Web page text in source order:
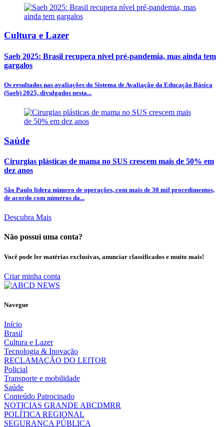
Cultura e Lazer
Saeb 2025: Brasil recupera nível pré-pandemia, mas ainda tem
gargalos
Os resultados nas avaliações do Sistema de Avaliação da Educação Básica
(Saeb) 2025, divulgados nesta...
Saúde
Cirurgias plásticas de mama no SUS crescem mais de 50% em
dez anos
São Paulo lidera número de operações, com mais de 30 mil procedimentos,
de acordo com números da...
Descubra Mais
Não possui uma conta?
Você pode ler matérias exclusivas, anunciar classificados e muito mais!
Criar minha conta
Navegue
Início
Brasil
Cultura e Lazer
Tecnologia & Inovação
RECLAMAÇÃO DO LEITOR
Policial
Transporte e mobilidade
Saúde
Conteúdo Patrocinado
NOTICIAS GRANDE ABCDMRR
POLÍTICA REGIONAL
SEGURANÇA PÚBLICA